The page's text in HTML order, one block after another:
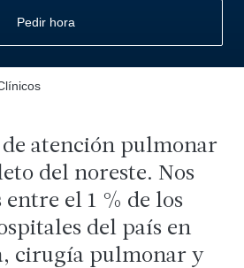
Pedir hora
atención pulmonar
del noreste. Nos
entre el 1 % de los
del país en
cirugía pulmonar y